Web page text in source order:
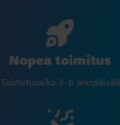
Nopea toimitus
Toimitusaika 3-6 arkipäivää